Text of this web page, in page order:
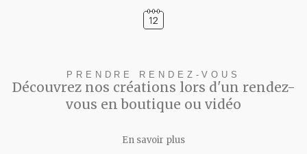
PRENDRE RENDEZ-VOUS
Découvrez nos créations lors d'un rendez-
vous en boutique ou vidéo
En savoir plus